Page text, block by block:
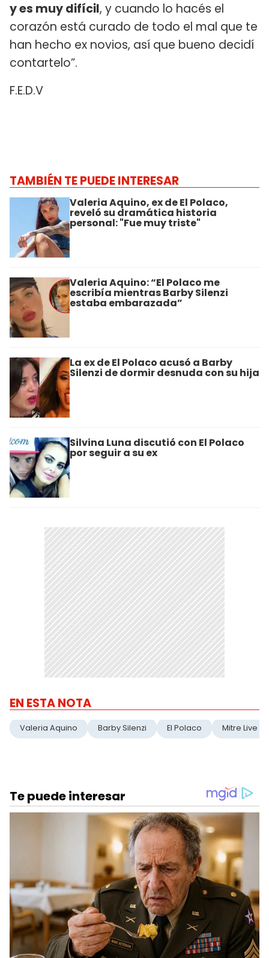
y es muy difícil, y cuando lo hacés el
corazón está curado de todo el mal que te
han hecho ex novios, así que bueno decidí
contartelo”.
F.E.D.V
TAMBIÉN TE PUEDE INTERESAR
Valeria Aquino, ex de El Polaco,
reveló su dramática historia
personal: "Fue muy triste"
Valeria Aquino: “El Polaco me
escribía mientras Barby Silenzi
estaba embarazada”
La ex de El Polaco acusó a Barby
Silenzi de dormir desnuda con su hija
Silvina Luna discutió con El Polaco
por seguir a su ex
EN ESTA NOTA
Valeria Aquino Barby Silenzi El Polaco Mitre Live